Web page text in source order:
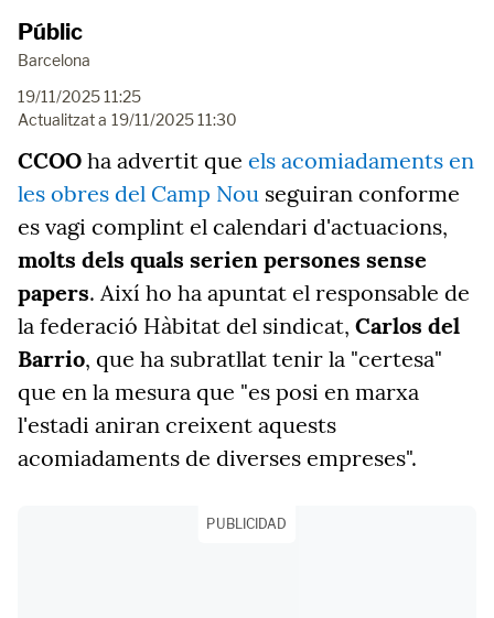
Públic
Barcelona
19/11/2025 11:25
Actualitzat a 19/11/2025 11:30
CCOO ha advertit que els acomiadaments en
les obres del Camp Nou seguiran conforme
es vagi complint el calendari d'actuacions,
molts dels quals serien persones sense
papers. Així ho ha apuntat el responsable de
la federació Hàbitat del sindicat, Carlos del
Barrio, que ha subratllat tenir la "certesa"
que en la mesura que "es posi en marxa
l'estadi aniran creixent aquests
acomiadaments de diverses empreses".
PUBLICIDAD